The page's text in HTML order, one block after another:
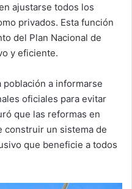
ajustarse todos los
privados. Esta función
del Plan Nacional de
y eficiente.
población a informarse
oficiales para evitar
que las reformas en
construir un sistema de
que beneficie a todos